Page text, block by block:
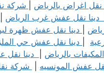
نقل اغراض بالرياض
شركة
دينا نقل عفش غرب الرياض
دينا نقل عفش ظهرة
دينا نقل عفش حي الملز
بالرياض
دينا
عفش المونسيه
شركة